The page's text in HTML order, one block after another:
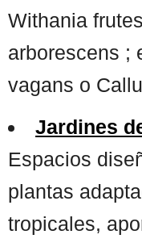
Withania
arborescens ;
vagans o
Jardines
Espacios
plantas
tropicales,